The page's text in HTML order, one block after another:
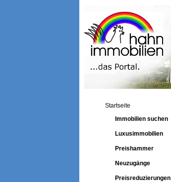
Startseite
Immobilien suchen
Luxusimmobilien
Preishammer
Neuzugänge
Preisreduzierungen